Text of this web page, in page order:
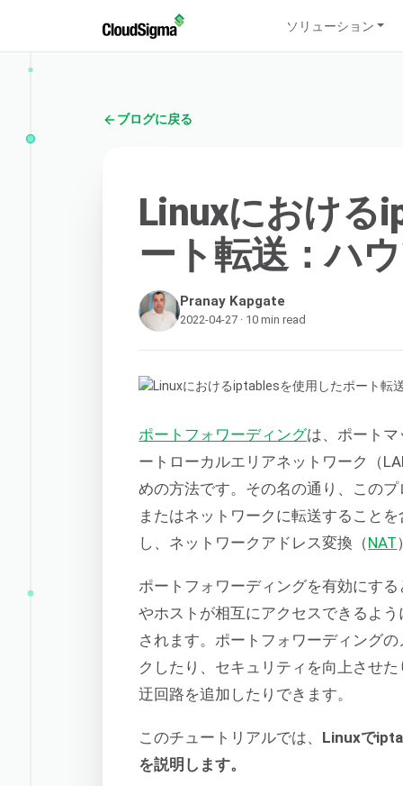
ソリューション
ブログに戻る
Linuxにおける
ート転送：ハ
Pranay Kapgate
2022-04-27 · 10 min read
ポートフォワーディングは、ポート
ートローカルエリアネットワーク（
めの方法です。その名の通り、この
またはネットワークに転送すること
し、ネットワークアドレス変換（NAT
ポートフォワーディングを有効にす
やホストが相互にアクセスできるよ
されます。ポートフォワーディング
クしたり、セキュリティを向上させ
迂回路を追加したりできます。
このチュートリアルでは、 Linuxで
を説明します。